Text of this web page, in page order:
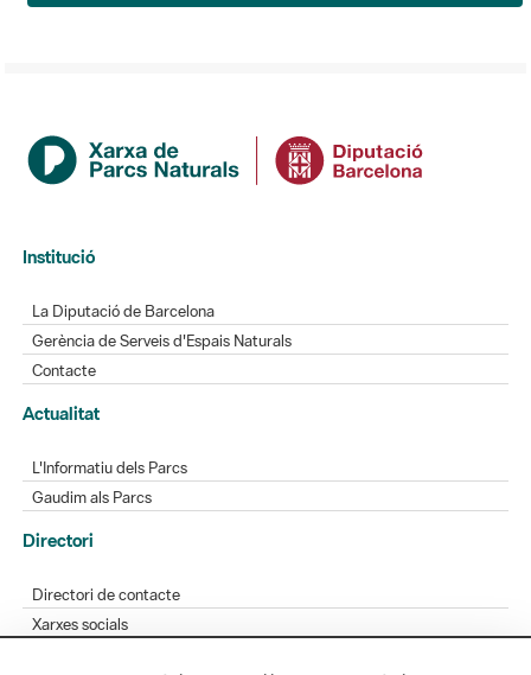
Institució
La Diputació de Barcelona
Gerència de Serveis d'Espais Naturals
Contacte
Actualitat
L'Informatiu dels Parcs
Gaudim als Parcs
Directori
Directori de contacte
Xarxes socials